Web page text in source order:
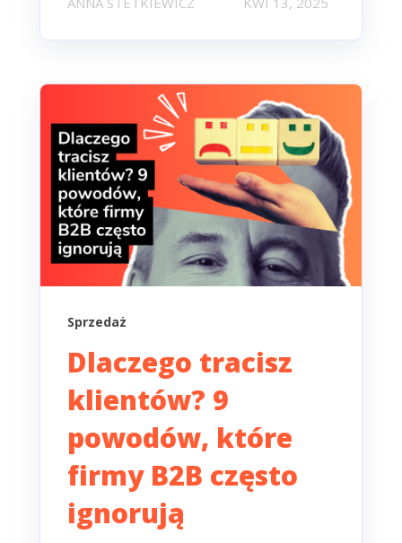
Sprzedaż
Dlaczego tracisz
klientów? 9
powodów, które
firmy B2B często
ignorują